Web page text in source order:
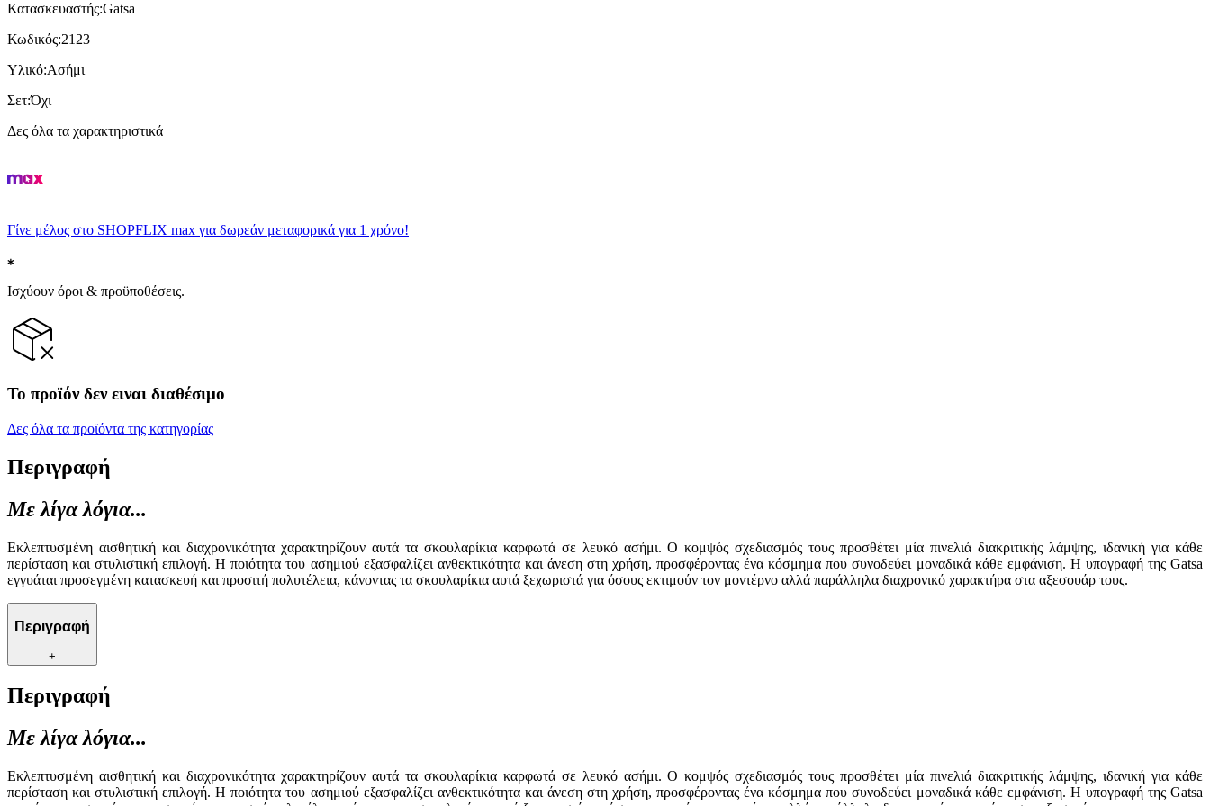
Κατασκευαστής:Gatsa
Κωδικός:2123
Υλικό:Ασήμι
Σετ:Όχι
Δες όλα τα χαρακτηριστικά
Γίνε μέλος στο SHOPFLIX max για δωρεάν μεταφορικά για 1 χρόνο!
Ισχύουν όροι & προϋποθέσεις.
Το προϊόν δεν ειναι διαθέσιμο
Δες όλα τα προϊόντα της κατηγορίας
Περιγραφή
Με λίγα λόγια...
Εκλεπτυσμένη αισθητική και διαχρονικότητα χαρακτηρίζουν αυτά τα σκουλαρίκια καρφωτά σε λευκό ασήμι. Ο κομψός σχεδιασμός τους προσθέτει μία πινελιά διακριτικής λάμψης, ιδανική για κάθε
περίσταση και στυλιστική επιλογή. Η ποιότητα του ασημιού εξασφαλίζει ανθεκτικότητα και άνεση στη χρήση, προσφέροντας ένα κόσμημα που συνοδεύει μοναδικά κάθε εμφάνιση. Η υπογραφή της Gatsa
εγγυάται προσεγμένη κατασκευή και προσιτή πολυτέλεια, κάνοντας τα σκουλαρίκια αυτά ξεχωριστά για όσους εκτιμούν τον μοντέρνο αλλά παράλληλα διαχρονικό χαρακτήρα στα αξεσουάρ τους.
Περιγραφή
+
Περιγραφή
Με λίγα λόγια...
Εκλεπτυσμένη αισθητική και διαχρονικότητα χαρακτηρίζουν αυτά τα σκουλαρίκια καρφωτά σε λευκό ασήμι. Ο κομψός σχεδιασμός τους προσθέτει μία πινελιά διακριτικής λάμψης, ιδανική για κάθε
περίσταση και στυλιστική επιλογή. Η ποιότητα του ασημιού εξασφαλίζει ανθεκτικότητα και άνεση στη χρήση, προσφέροντας ένα κόσμημα που συνοδεύει μοναδικά κάθε εμφάνιση. Η υπογραφή της Gatsa